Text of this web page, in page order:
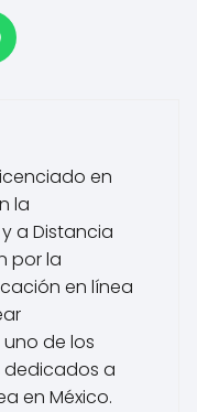
en
la
a Distancia
por la
en línea
de los
dedicados a
en México.